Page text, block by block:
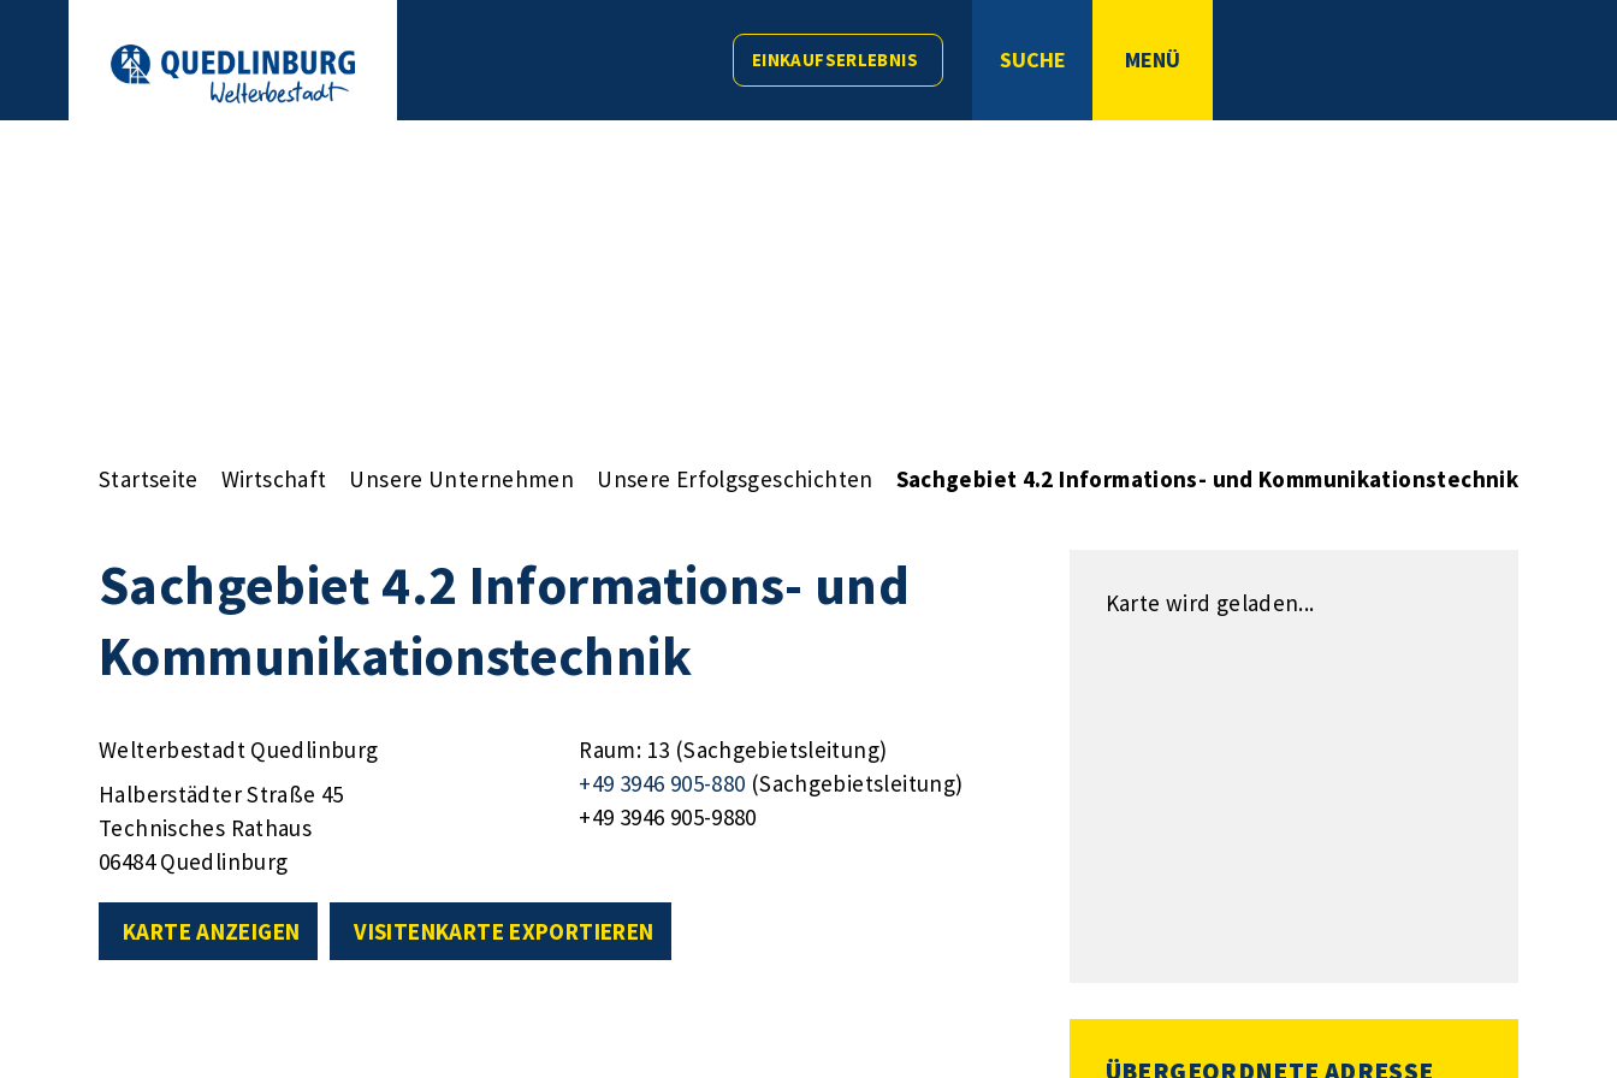
EINKAUFSERLEBNIS SUCHE MENÜ
Startseite Wirtschaft Unsere Unternehmen Unsere Erfolgsgeschichten Sachgebiet 4.2 Informations- und Kommunikationstechnik
Sachgebiet 4.2 Informations- und
Kommunikationstechnik
Welterbestadt Quedlinburg
Halberstädter Straße 45
Technisches Rathaus
06484 Quedlinburg
Raum: 13 (Sachgebietsleitung)
+49 3946 905-880 (Sachgebietsleitung)
+49 3946 905-9880
KARTE ANZEIGEN VISITENKARTE EXPORTIEREN
Karte wird geladen...
ÜBERGEORDNETE ADRESSE